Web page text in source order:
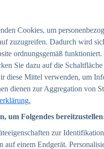
Cookies, um
zuzugreifen. Dadurch wird
ordnungsgemäß
Sie dazu auf die
diese Mittel verwenden, um
dienen zur Aggregation von
um Folgendes
zur
einem Endgerät.